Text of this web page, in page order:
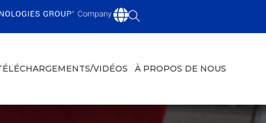
VIDÉOS À PROPOS DE NOUS